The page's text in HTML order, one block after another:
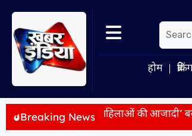
होम
Breaking News
के ‘महिलाओं की आजादी’ बयान पर रिजिजू